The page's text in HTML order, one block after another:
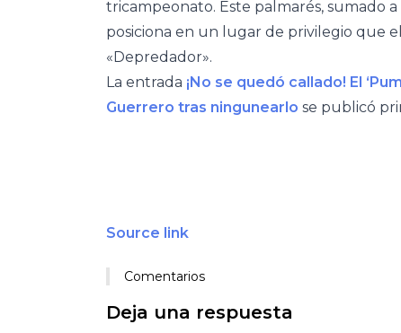
tricampeonato. Este palmarés, sumado
posiciona en un lugar de privilegio que
«Depredador».
La entrada ¡No se quedó callado! El
Guerrero tras ningunearlo se publicó
Source link
Comentarios
Deja una respuesta